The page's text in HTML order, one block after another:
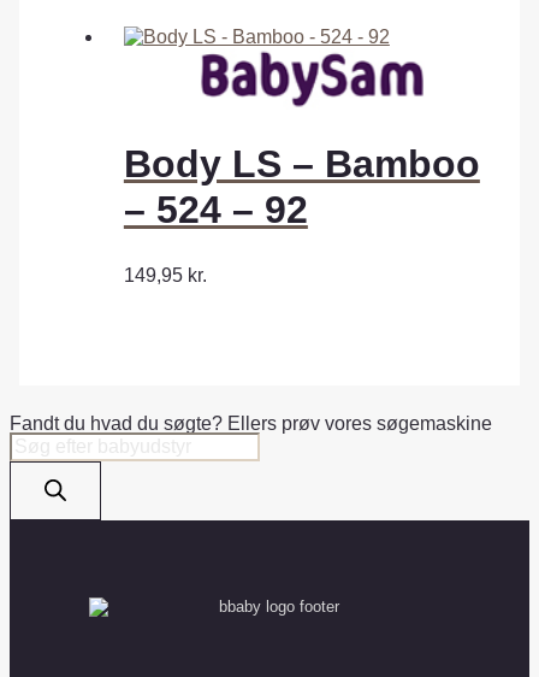
Body LS – Bamboo
– 524 – 92
149,95 kr.
Fandt du hvad du søgte? Ellers prøv vores søgemaskine
Products
search